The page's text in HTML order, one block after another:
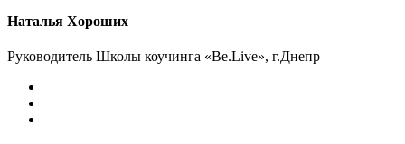
Наталья Хороших
Руководитель Школы коучинга «Be.Live», г.Днепр